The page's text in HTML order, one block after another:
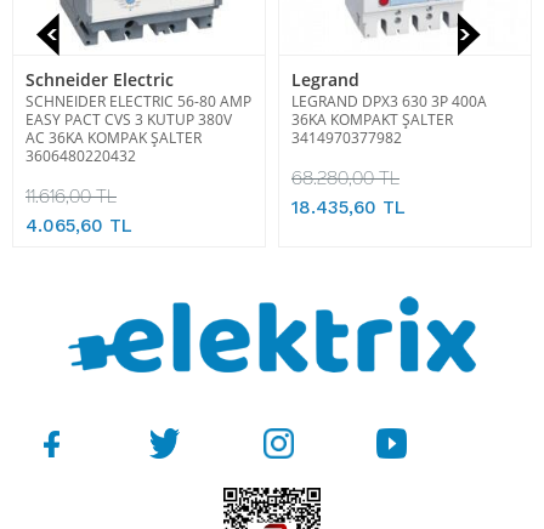
Schneider Electric
SCHNEIDER ELECTRIC 56-80 AMP
EASY PACT CVS 3 KUTUP 380V
AC 36KA KOMPAK ŞALTER
3606480220432
11.616,00 TL
4.065,60 TL
Legrand
LEGRAND DPX3 630 3P 400A
36KA KOMPAKT ŞALTER
3414970377982
68.280,00 TL
18.435,60 TL